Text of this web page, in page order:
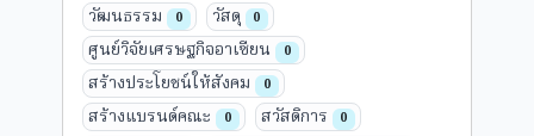
วัฒนธรรม 0 วัสดุ 0
ศูนย์วิจัยเศรษฐกิจอาเซียน 0
สร้างประโยชน์ให้สังคม 0
สร้างแบรนด์คณะ 0 สวัสดิการ 0